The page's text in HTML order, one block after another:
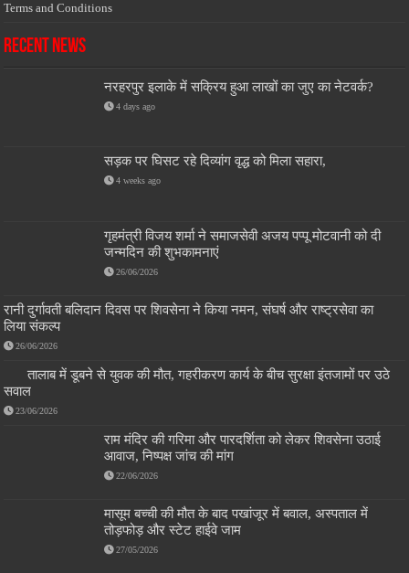
Terms and Conditions
Recent News
नरहरपुर इलाके में सक्रिय हुआ लाखों का जुए का नेटवर्क?
4 days ago
सड़क पर घिसट रहे दिव्यांग वृद्ध को मिला सहारा,
4 weeks ago
गृहमंत्री विजय शर्मा ने समाजसेवी अजय पप्पू मोटवानी को दी
जन्मदिन की शुभकामनाएं
26/06/2026
रानी दुर्गावती बलिदान दिवस पर शिवसेना ने किया नमन, संघर्ष और राष्ट्रसेवा का
लिया संकल्प
26/06/2026
तालाब में डूबने से युवक की मौत, गहरीकरण कार्य के बीच सुरक्षा इंतजामों पर उठे
सवाल
23/06/2026
राम मंदिर की गरिमा और पारदर्शिता को लेकर शिवसेना उठाई
आवाज, निष्पक्ष जांच की मांग
22/06/2026
मासूम बच्ची की मौत के बाद पखांजूर में बवाल, अस्पताल में
तोड़फोड़ और स्टेट हाईवे जाम
27/05/2026